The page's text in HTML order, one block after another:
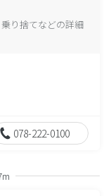
り捨てなどの詳細
078-222-0100